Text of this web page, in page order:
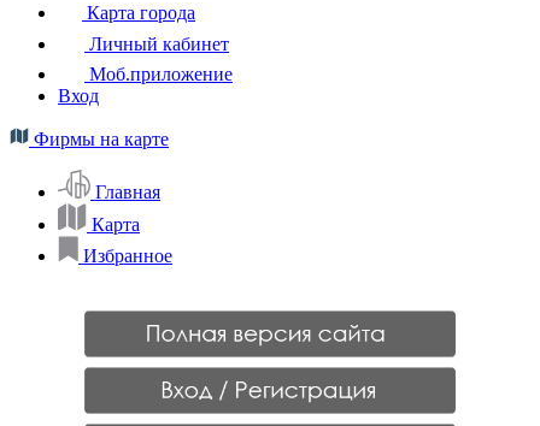
Карта города
Личный кабинет
Моб.приложение
Вход
Фирмы на карте
Главная
Карта
Избранное